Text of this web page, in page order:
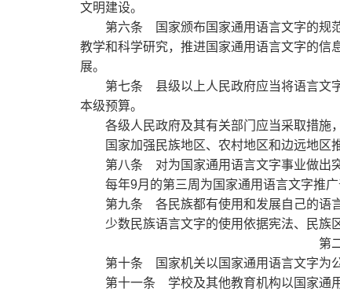
文明建设。
第六条 国家颁布国家通用语言文字的规
教学和科学研究，推进国家通用语言文字的信
展。
第七条 县级以上人民政府应当将语言文
本级预算。
各级人民政府及其有关部门应当采取措施，
国家加强民族地区、农村地区和边远地区推
第八条 对为国家通用语言文字事业做出
每年9月的第三周为国家通用语言文字推广
第九条 各民族都有使用和发展自己的语
少数民族语言文字的使用依据宪法、民族区
第
第十条
国家机关以国家通用语言文字为
第十一条
学校及其他教育机构以国家通